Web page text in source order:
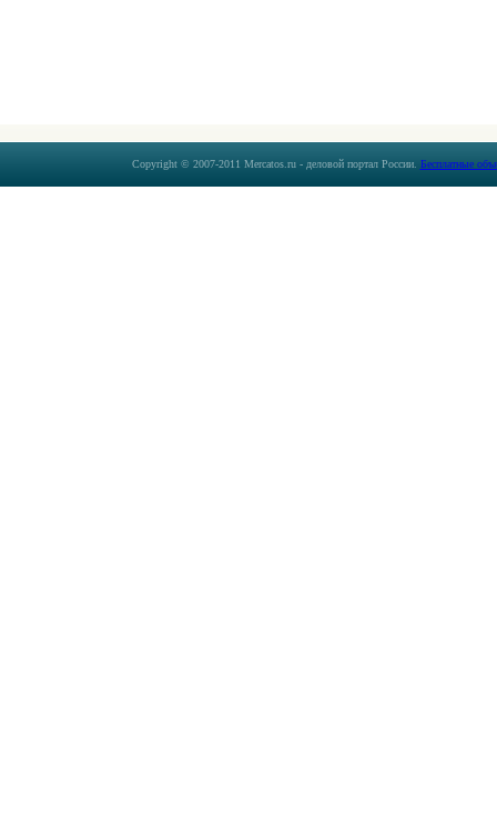
Copyright © 2007-2011 Mercatos.ru - деловой портал России. Бесплатные